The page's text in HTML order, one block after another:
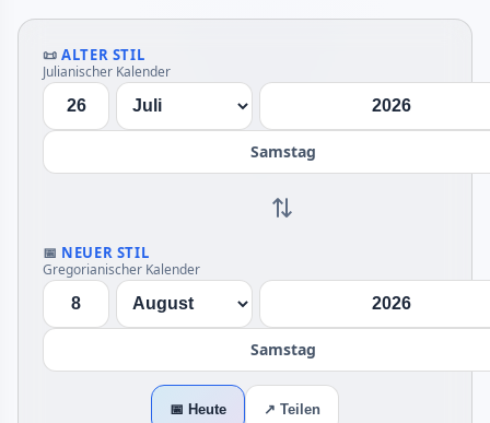
📜ALTER STIL
Julianischer Kalender
Samstag
⇄
📅 NEUER STIL
Gregorianischer Kalender
Samstag
📅 Heute ↗ Teilen